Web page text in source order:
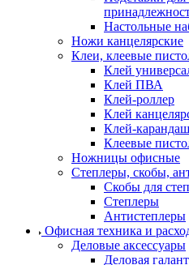
Настольные
Ножи канцелярские
Клеи, клеевые
Клей
Клей ПВА
Клей-роллер
Клей
Клей-карандаш
Клеевые
Ножницы офисные
Степлеры, скобы,
Скобы для
Степлеры
Антистеплеры
Офисная техника и
Деловые аксессуары
Деловая